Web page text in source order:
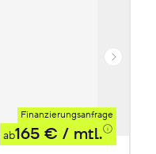
Finanzierungsanfrage
ab165 € / mtl.